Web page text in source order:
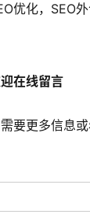
优化，SEO
在线留言
要更多信息